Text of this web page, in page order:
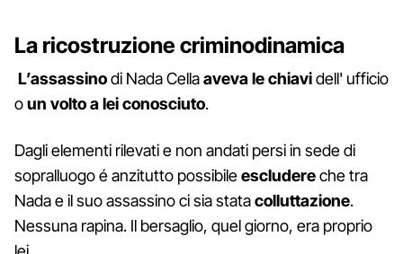
La ricostruzione criminodinamica
L’assassinodi Nada Cellaaveva le chiavidell' ufficio
oun volto a lei conosciuto.
Dagli elementi rilevati e non andati persi in sede di
sopralluogo é anzitutto possibileescludereche tra
Nada e il suo assassino ci sia statacolluttazione.
Nessuna rapina. Il bersaglio, quel giorno, era proprio